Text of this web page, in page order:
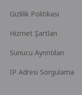
Gizlilik Politikası
Hizmet Şartları
Sunucu Ayrıntıları
IP Adresi Sorgulama